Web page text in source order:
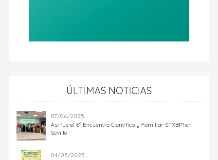
ÚLTIMAS NOTICIAS
07/06/2025
Así fue el 6º Encuentro Científico y Familiar STXBP1 en
Sevilla
04/05/2025